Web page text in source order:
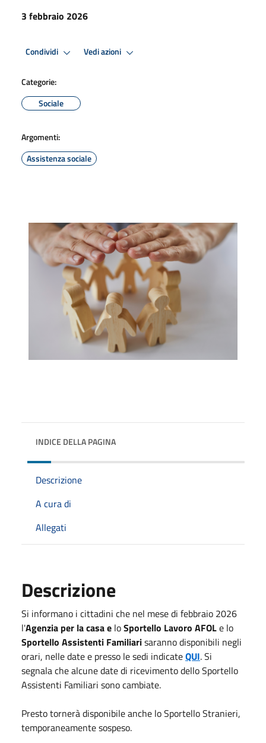
3 febbraio 2026
Condividi Vedi azioni
Categorie:
Sociale
Argomenti:
Assistenza sociale
INDICE DELLA PAGINA
Descrizione
A cura di
Allegati
Descrizione
Si informano i cittadini che nel mese di febbraio 2026
l'Agenzia per la casa e loSportello Lavoro AFOLe lo
Sportello Assistenti Familiarisaranno disponibili negli
orari, nelle date e presso le sedi indicateQUI. Si
segnala che alcune date di ricevimento dello Sportello
Assistenti Familiari sono cambiate.
Presto tornerà disponibile anche lo Sportello Stranieri,
temporaneamente sospeso.